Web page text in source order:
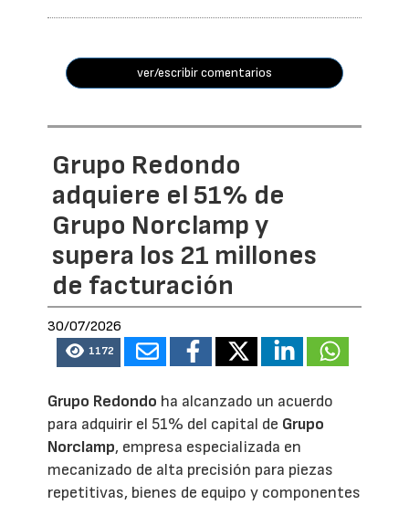
ver/escribir comentarios
Grupo Redondo
adquiere el 51% de
Grupo Norclamp y
supera los 21 millones
de facturación
30/07/2026
1172
Grupo Redondo ha alcanzado un acuerdo
para adquirir el 51% del capital de Grupo
Norclamp, empresa especializada en
mecanizado de alta precisión para piezas
repetitivas, bienes de equipo y componentes